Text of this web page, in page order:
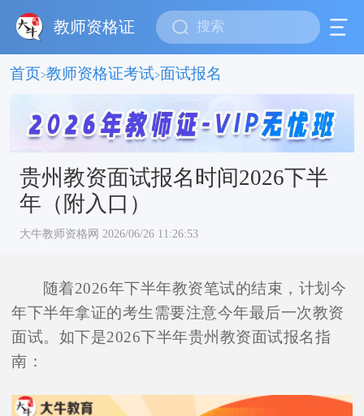
教师资格证
首页>教师资格证考试>面试报名
贵州教资面试报名时间2026下半
年（附入口）
大牛教师资格网 2026/06/26 11:26:53
随着2026年下半年教资笔试的结束，计划今
年下半年拿证的考生需要注意今年最后一次教资
面试。如下是2026下半年贵州教资面试报名指
南：